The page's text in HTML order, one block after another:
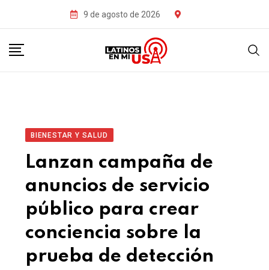
9 de agosto de 2026
BIENESTAR Y SALUD
Lanzan campaña de
anuncios de servicio
público para crear
conciencia sobre la
prueba de detección